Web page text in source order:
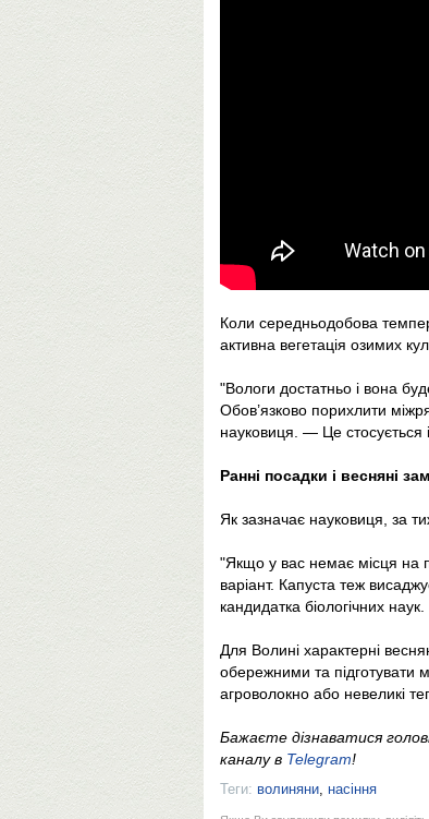
Коли середньодобова
активна вегетація озимих
"Вологи достатньо і вона
Обов’язково порихлити
науковиця. — Це стосується
Ранні посадки і весняні
Як зазначає науковиця, за
"Якщо у вас немає місця на
варіант. Капуста теж
кандидатка біологічних наук.
Для Волині характерні
обережними та підготувати
агроволокно або невеликі
Бажаєте дізнаватися
каналу в Telegram!
Теги: волиняни насіння